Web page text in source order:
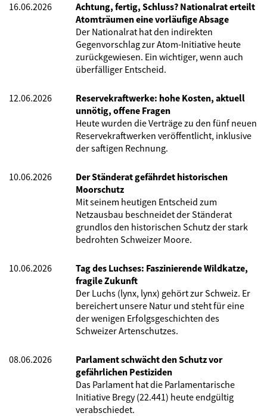
16.06.2026
Achtung, fertig, Schluss? Nationalrat erteilt
Atomträumen eine vorläufige Absage
Der Nationalrat hat den indirekten
Gegenvorschlag zur Atom-Initiative heute
zurückgewiesen. Ein wichtiger, wenn auch
überfälliger Entscheid.
12.06.2026
Reservekraftwerke: hohe Kosten, aktuell
unnötig, offene Fragen
Heute wurden die Verträge zu den fünf neuen
Reservekraftwerken veröffentlicht, inklusive
der saftigen Rechnung.
10.06.2026
Der Ständerat gefährdet historischen
Moorschutz
Mit seinem heutigen Entscheid zum
Netzausbau beschneidet der Ständerat
grundlos den historischen Schutz der stark
bedrohten Schweizer Moore.
10.06.2026
Tag des Luchses: Faszinierende Wildkatze,
fragile Zukunft
Der Luchs (lynx, lynx) gehört zur Schweiz. Er
bereichert unsere Natur und steht für eine
der wenigen Erfolgsgeschichten des
Schweizer Artenschutzes.
08.06.2026
Parlament schwächt den Schutz vor
gefährlichen Pestiziden
Das Parlament hat die Parlamentarische
Initiative Bregy (22.441) heute endgültig
verabschiedet.